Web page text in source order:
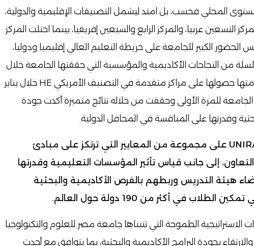
المحلي فحسب، بل امتد ليشمل التصنيفات الإقليمية والدولية،
التسعين عربيا، والمركز الرابع والسبعين إفريقيا، بينما احتلت المركز
الحضور الكبير للجامعة على خريطة التعليم العالي إقليميا ودوليا،
من النجاحات الأكاديمية والمؤسسية التي حققتها الجامعة خلال
الفترة الماضية، وفي مقدمتها حصولها على مراكز متقدمة في التصنيف الأمريكي HE خلال يناير
الجامعة للمرة الأولى وحققت من خلاله نتائج متميزة أكدت جودة
وقدرتها على المنافسة في المحافل الدولية.
ويعتمد تصنيف UNIRANKS على مجموعة من المعايير التي ترتكز على مبادئ
إلى جانب قياس تأثير المؤسسات التعليمية وقدرتها
هيئة التدريس وربطهم بالفرص الأكاديمية والبحثية
في أكثر من 190 دولة حول العالم.
الاستراتيجية الطموحة التي تتبناها جامعة مصر للعلوم والتكنولوجيا
بجودة البرامج الأكاديمية والبحثية، بما يتوافق مع أحدث